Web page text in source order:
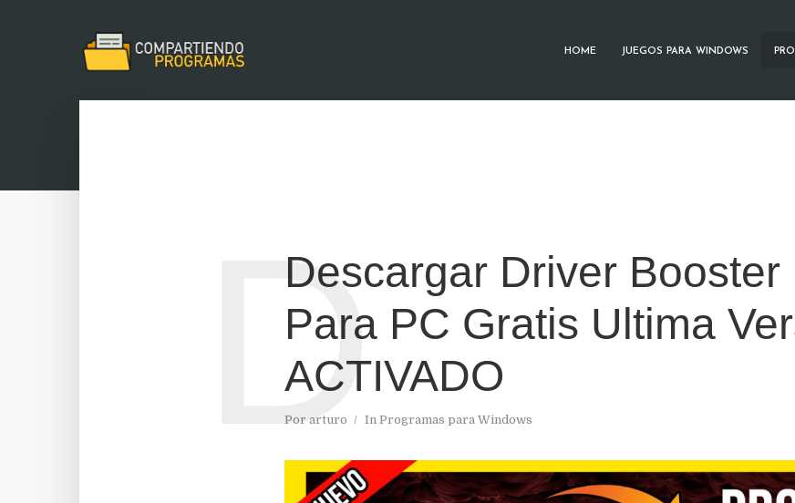
HOME JUEGOS PARA WINDOWS
Descargar Driver Booster
Para PC Gratis Ultima
ACTIVADO
Por arturo In Programas para Windows
D